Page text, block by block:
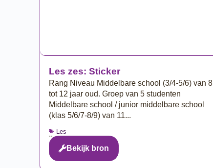
Les zes: Sticker
Rang Niveau Middelbare school (3/4-5/6) van 8
tot 12 jaar oud. Groep van 5 studenten
Middelbare school / junior middelbare school
(klas 5/6/7-8/9) van 11...
.. Les
Bekijk bron